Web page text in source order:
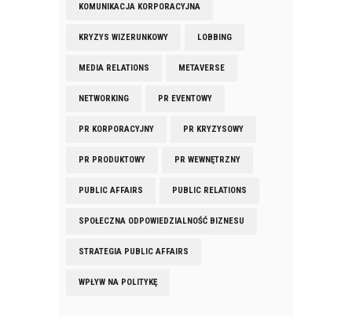
KOMUNIKACJA KORPORACYJNA
KRYZYS WIZERUNKOWY LOBBING
MEDIA RELATIONS METAVERSE
NETWORKING PR EVENTOWY
PR KORPORACYJNY PR KRYZYSOWY
PR PRODUKTOWY PR WEWNĘTRZNY
PUBLIC AFFAIRS PUBLIC RELATIONS
SPOŁECZNA ODPOWIEDZIALNOŚĆ BIZNESU
STRATEGIA PUBLIC AFFAIRS
WPŁYW NA POLITYKĘ